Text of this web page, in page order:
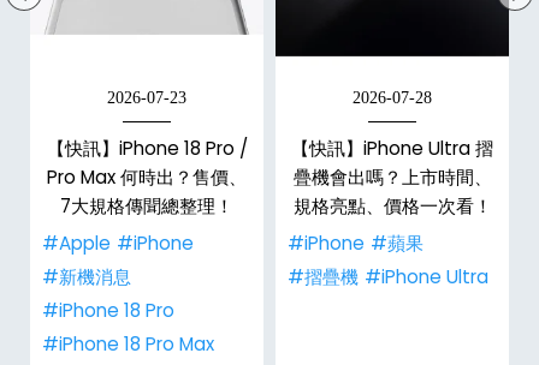
2026-07-23
【快訊】iPhone 18 Pro /
Pro Max 何時出？售價、
7大規格傳聞總整理！
#Apple #iPhone
#新機消息
#iPhone 18 Pro
#iPhone 18 Pro Max
2026-07-28
【快訊】iPhone Ultra 摺
疊機會出嗎？上市時間、
規格亮點、價格一次看！
#iPhone #蘋果
#摺疊機 #iPhone Ultra